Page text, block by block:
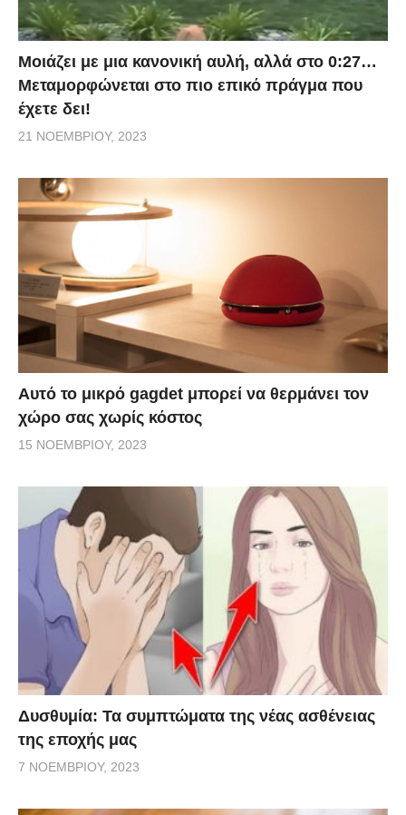
Μοιάζει με μια κανονική αυλή, αλλά στο 0:27…
Μεταμορφώνεται στο πιο επικό πράγμα που
έχετε δει!
21 ΝΟΕΜΒΡΊΟΥ, 2023
Αυτό το μικρό gagdet μπορεί να θερμάνει τον
χώρο σας χωρίς κόστος
15 ΝΟΕΜΒΡΊΟΥ, 2023
Δυσθυμία: Τα συμπτώματα της νέας ασθένειας
της εποχής μας
7 ΝΟΕΜΒΡΊΟΥ, 2023